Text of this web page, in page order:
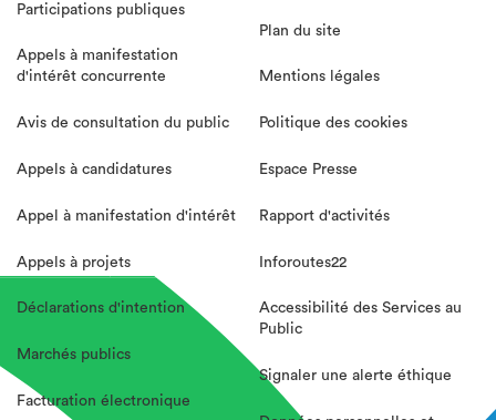
Participations publiques
Appels à manifestation
d'intérêt concurrente
Avis de consultation du public
Appels à candidatures
Appel à manifestation d'intérêt
Appels à projets
Déclarations d'intention
Marchés publics
Facturation électronique
Plan du site
Mentions légales
Politique des cookies
Espace Presse
Rapport d'activités
Inforoutes22
Accessibilité des Services au
Public
Signaler une alerte éthique